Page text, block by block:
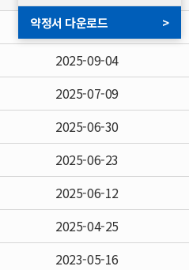
2025-12-16
2025-09-04
2025-07-09
2025-06-30
2025-06-23
2025-06-12
2025-04-25
2023-05-16
약정서 다운로드
>